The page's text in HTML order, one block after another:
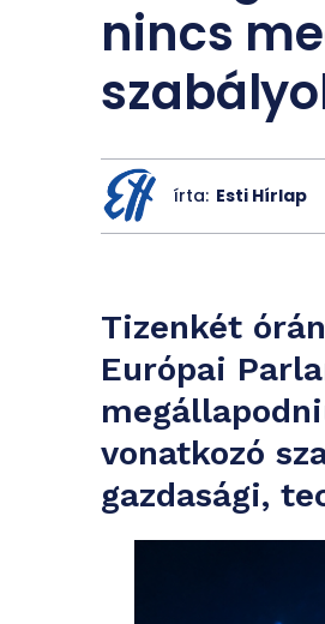
nincs
írta: Esti Hírlap
Tizenkét
Európai
vonatkozó
gazdasági,